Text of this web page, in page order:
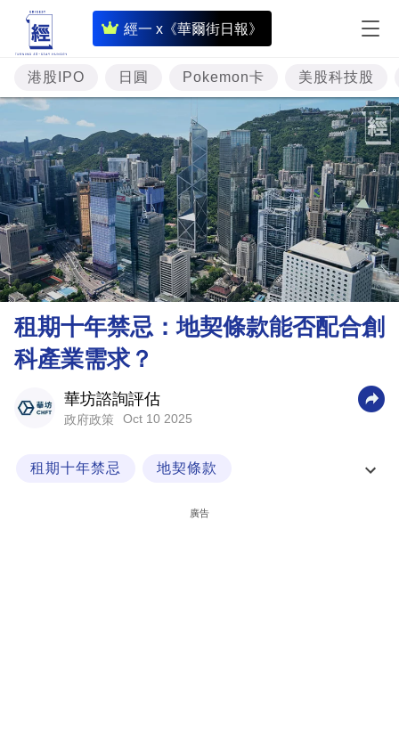
經一 x《華爾街日報》
即
時
財
經
專
題
投
資
樓
市
理
財
商
業
科
港股IPO 日圓 Pokemon卡 美股科技股
租期十年禁忌：地契條款能否配合創
科產業需求？
華坊諮詢評估
政府政策 Oct 10 2025
租期十年禁忌 地契條款
廣告